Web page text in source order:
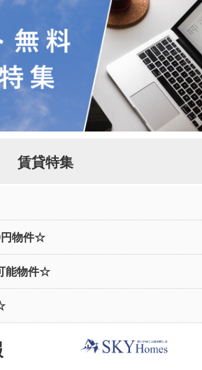
賃貸特集
物件☆
能物件☆